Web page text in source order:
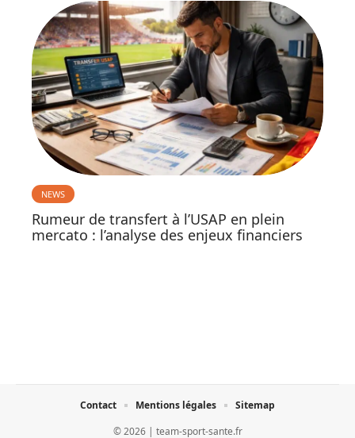
NEWS
Rumeur de transfert à l’USAP en plein
mercato : l’analyse des enjeux financiers
© 2026 | team-sport-sante.fr
Contact Mentions légales Sitemap